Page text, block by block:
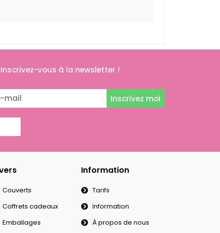
Inscrivez-vous à la newsletter !
Inscrivez moi
Couverts
Coffrets cadeaux
Emballages
Information
Tarifs
Information
À propos de nous